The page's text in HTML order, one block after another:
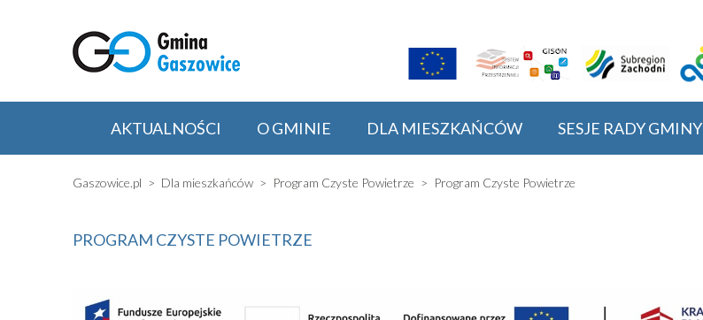
AKTUALNOŚCI O GMINIE DLA MIESZKAŃCÓW SESJE RADY GMINY
Gaszowice.pl Dla mieszkańców Program Czyste Powietrze Program Czyste Powietrze
PROGRAM CZYSTE POWIETRZE